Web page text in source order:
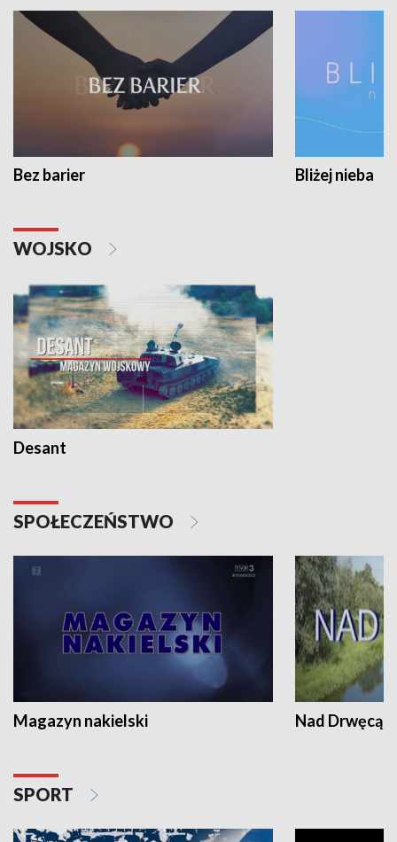
Bez barier Bliżej nieba
WOJSKO
Desant
SPOŁECZEŃSTWO
Magazyn nakielski Nad Drwęcą
SPORT